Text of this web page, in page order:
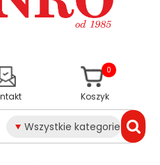
Wszystkie kategorie
Koszyk
0